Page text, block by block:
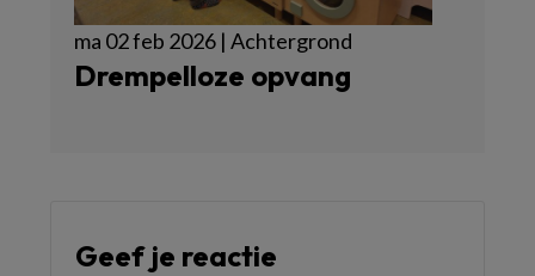
ma 02 feb 2026 | Achtergrond
Drempelloze opvang
Geef je reactie